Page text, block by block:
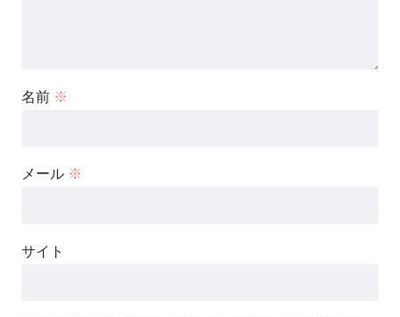
名前 ※
メール ※
サイト